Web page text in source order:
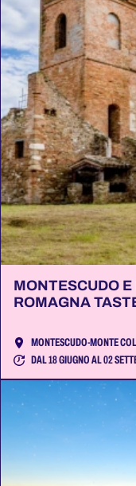
MONTESCUDO
ROMAGNA
MONTESCUDO-MONTE
DAL 18 GIUGNO AL 02